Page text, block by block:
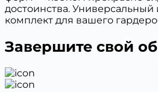
достоинства.
комплект для вашего
Завершите свой